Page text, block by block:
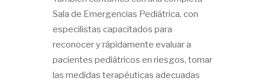
Sala de Emergencias Pediátrica, con
especilistas capacitados para
reconocer y rápidamente evaluar a
pacientes pediátricos en riesgos, tomar
las medidas terapéuticas adecuadas